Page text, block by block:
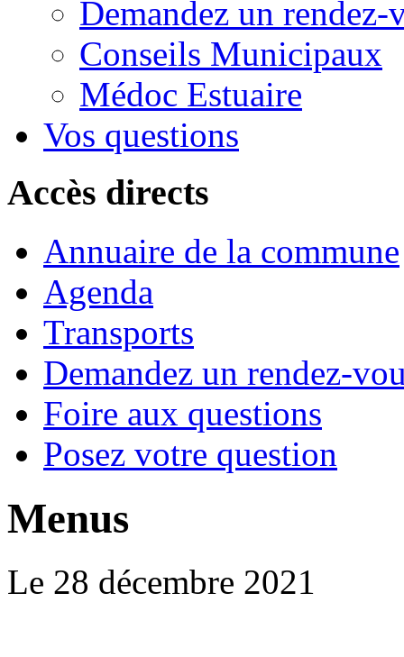
Demandez un rendez-
Conseils Municipaux
Médoc Estuaire
Vos questions
Accès directs
Annuaire de la commune
Agenda
Transports
Demandez un rendez-
Foire aux questions
Posez votre question
Menus
Le 28 décembre 2021